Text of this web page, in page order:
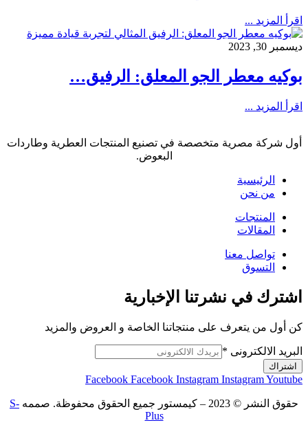
اقرأ المزيد ...
ديسمبر 30, 2023
بوكيه معطر الجو المعلق: الرفيق…
اقرأ المزيد ...
أول شركة مصرية متخصصة في تصنيع المنتجات العطرية وطاردات
البعوض.
الرئيسية
من نحن
المنتجات
المقالات
تواصل معنا
التسوق
اشترك في نشرتنا الإخبارية
كن أول من يتعرف على منتجاتنا الخاصة و العروض والمزيد
البريد الالكترونى *
اشتراك
Facebook Facebook Instagram InstagramYoutube
حقوق النشر © 2023 – كيمستور جميع الحقوق محفوظة. صممه
S-
Plus